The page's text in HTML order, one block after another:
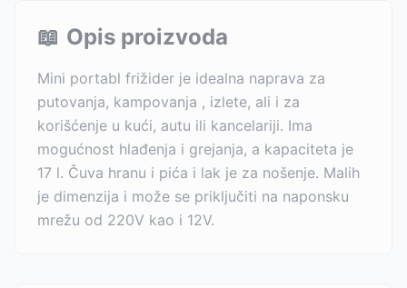
📖 Opis proizvoda
Mini portabl frižider je idealna naprava za
putovanja, kampovanja , izlete, ali i za
korišćenje u kući, autu ili kancelariji. Ima
mogućnost hlađenja i grejanja, a kapaciteta je
17 l. Čuva hranu i pića i lak je za nošenje. Malih
je dimenzija i može se priključiti na naponsku
mrežu od 220V kao i 12V.